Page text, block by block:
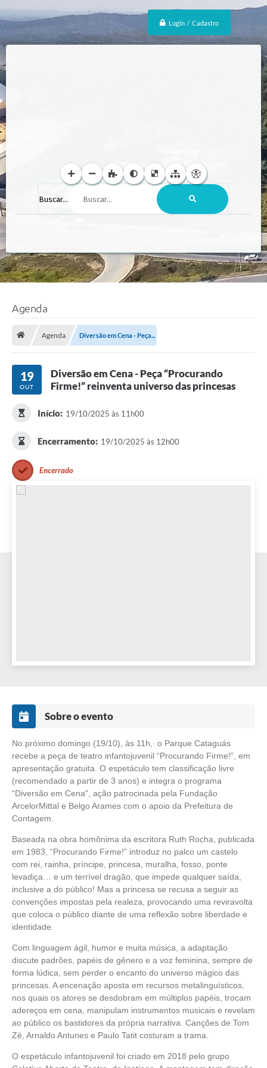
Login / Cadastro
Buscar...
Agenda
Agenda Diversão em Cena - Peça...
19
OUT
Diversão em Cena - Peça “Procurando
Firme!” reinventa universo das princesas
Início: 19/10/2025 às 11h00
Encerramento: 19/10/2025 às 12h00
Encerrado
Sobre o evento
No próximo domingo (19/10), às 11h, o Parque Cataguás
recebe a peça de teatro infantojuvenil “Procurando Firme!”, em
apresentação gratuita. O espetáculo tem classificação livre
(recomendado a partir de 3 anos) e integra o programa
“Diversão em Cena", ação patrocinada pela Fundação
ArcelorMittal e Belgo Arames com o apoio da Prefeitura de
Contagem.
Baseada na obra homônima da escritora Ruth Rocha, publicada
em 1983, “Procurando Firme!” introduz no palco um castelo
com rei, rainha, príncipe, princesa, muralha, fosso, ponte
levadiça… e um terrível dragão, que impede qualquer saída,
inclusive a do público! Mas a princesa se recusa a seguir as
convenções impostas pela realeza, provocando uma reviravolta
que coloca o público diante de uma reflexão sobre liberdade e
identidade.
Com linguagem ágil, humor e muita música, a adaptação
discute padrões, papéis de gênero e a voz feminina, sempre de
forma lúdica, sem perder o encanto do universo mágico das
princesas. A encenação aposta em recursos metalinguísticos,
nos quais os atores se desdobram em múltiplos papéis, trocam
adereços em cena, manipulam instrumentos musicais e revelam
ao público os bastidores da própria narrativa. Canções de Tom
Zé, Arnaldo Antunes e Paulo Tatit costuram a trama.
O espetáculo infantojuvenil foi criado em 2018 pelo grupo